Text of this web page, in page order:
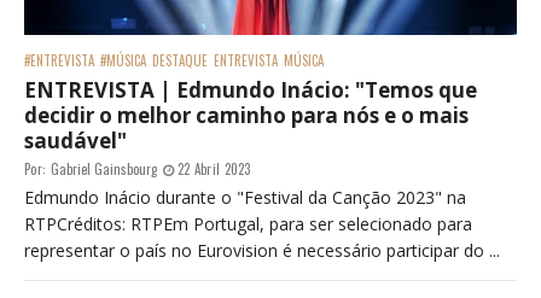
#ENTREVISTA #MÚSICA DESTAQUE ENTREVISTA MÚSICA
ENTREVISTA | Edmundo Inácio: "Temos que
decidir o melhor caminho para nós e o mais
saudável"
Por: Gabriel Gainsbourg 22 Abril 2023
Edmundo Inácio durante o "Festival da Canção 2023" na
RTPCréditos: RTPEm Portugal, para ser selecionado para
representar o país no Eurovision é necessário participar do ...